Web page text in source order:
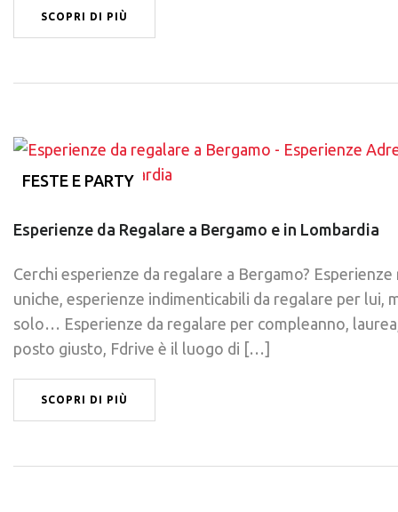
SCOPRI DI PIÙ
FESTE E PARTY
Esperienze da Regalare a Bergamo e in Lombardia
Cerchi esperienze da regalare a Bergamo?
uniche, esperienze indimenticabili da regalare per lui,
solo… Esperienze da regalare per compleanno,
posto giusto, Fdrive è il luogo di […]
SCOPRI DI PIÙ